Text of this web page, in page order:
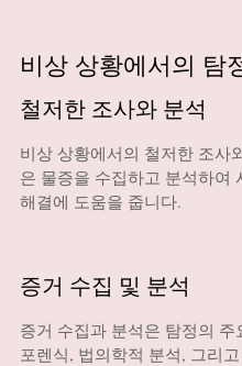
비상 상황에서의 탐
철저한 조사와 분석
비상 상황에서의 철저한 조사
은 물증을 수집하고 분석하여
해결에 도움을 줍니다.
증거 수집 및 분석
증거 수집과 분석은 탐정의
포렌식, 법의학적 분석, 그리